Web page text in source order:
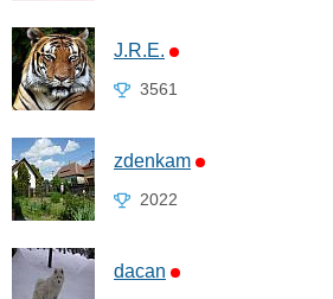
J.R.E.
3561
zdenkam
2022
dacan